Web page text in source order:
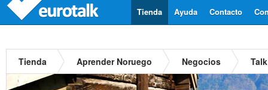
Contacto
Ayuda
Tienda
Tienda Aprender Noruego Negocios